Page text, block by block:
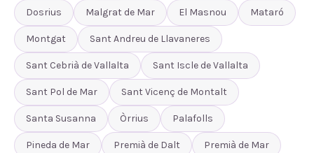
Dosrius Malgrat de Mar El Masnou Mataró
Montgat Sant Andreu de Llavaneres
Sant Cebrià de Vallalta Sant Iscle de Vallalta
Sant Pol de Mar Sant Vicenç de Montalt
Santa Susanna Òrrius Palafolls
Pineda de Mar Premià de Dalt Premià de Mar